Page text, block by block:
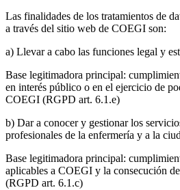
Las finalidades de los tratamientos de
a través del sitio web de COEGI son:
a) Llevar a cabo las funciones legal y
Base legitimadora principal:
en interés público o en el ejercicio de
COEGI (RGPD art. 6.1.e)
b) Dar a conocer y gestionar los
profesionales de la enfermería y a la
Base legitimadora principal:
aplicables a COEGI y la consecución
(RGPD art. 6.1.c)